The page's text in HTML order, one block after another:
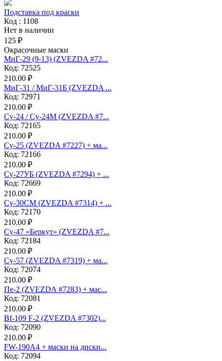
Подставка под краски
Код : 1108
Нет в наличии
125 ₽
Окрасочные маски
МиГ-29 (9-13) (ZVEZDA #72...
Код: 72525
210.00 ₽
МиГ-31 / МиГ-31Б (ZVEZDA ...
Код: 72971
210.00 ₽
Су-24 / Су-24М (ZVEZDA #7...
Код: 72165
210.00 ₽
Су-25 (ZVEZDA #7227) + ма...
Код: 72166
210.00 ₽
Су-27УБ (ZVEZDA #7294) + ...
Код: 72669
210.00 ₽
Су-30СМ (ZVEZDA #7314) + ...
Код: 72170
210.00 ₽
Су-47 «Беркут» (ZVEZDA #7...
Код: 72184
210.00 ₽
Су-57 (ZVEZDA #7319) + ма...
Код: 72074
210.00 ₽
Пе-2 (ZVEZDA #7283) + мас...
Код: 72081
210.00 ₽
Bf-109 F-2 (ZVEZDA #7302)...
Код: 72090
210.00 ₽
FW-190A4 + маски на диски...
Код: 72094